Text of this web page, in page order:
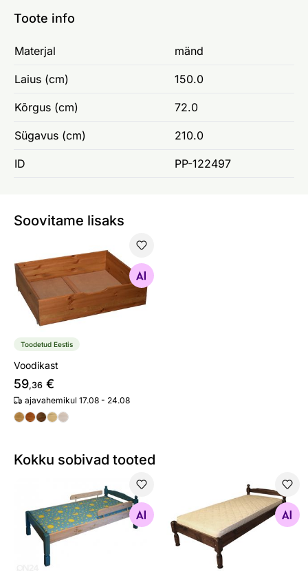
Toote info
Materjal mänd
Laius (cm) 150.0
Kõrgus (cm) 72.0
Sügavus (cm) 210.0
ID PP-122497
Soovitame lisaks
Voodikast
Otsi sarnaseid
Toodetud Eestis
Voodikast
59,36 €
ajavahemikul 17.08 - 24.08
Kokku sobivad tooted
Lastevoodi 70x155 cm
Otsi sarnaseid Otsi sarnaseid